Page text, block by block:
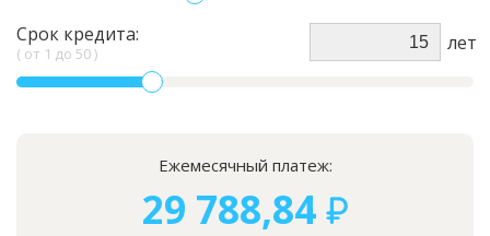
Срок кредита:
( от 1 до 50) лет
Ежемесячный платеж:
29 788,84